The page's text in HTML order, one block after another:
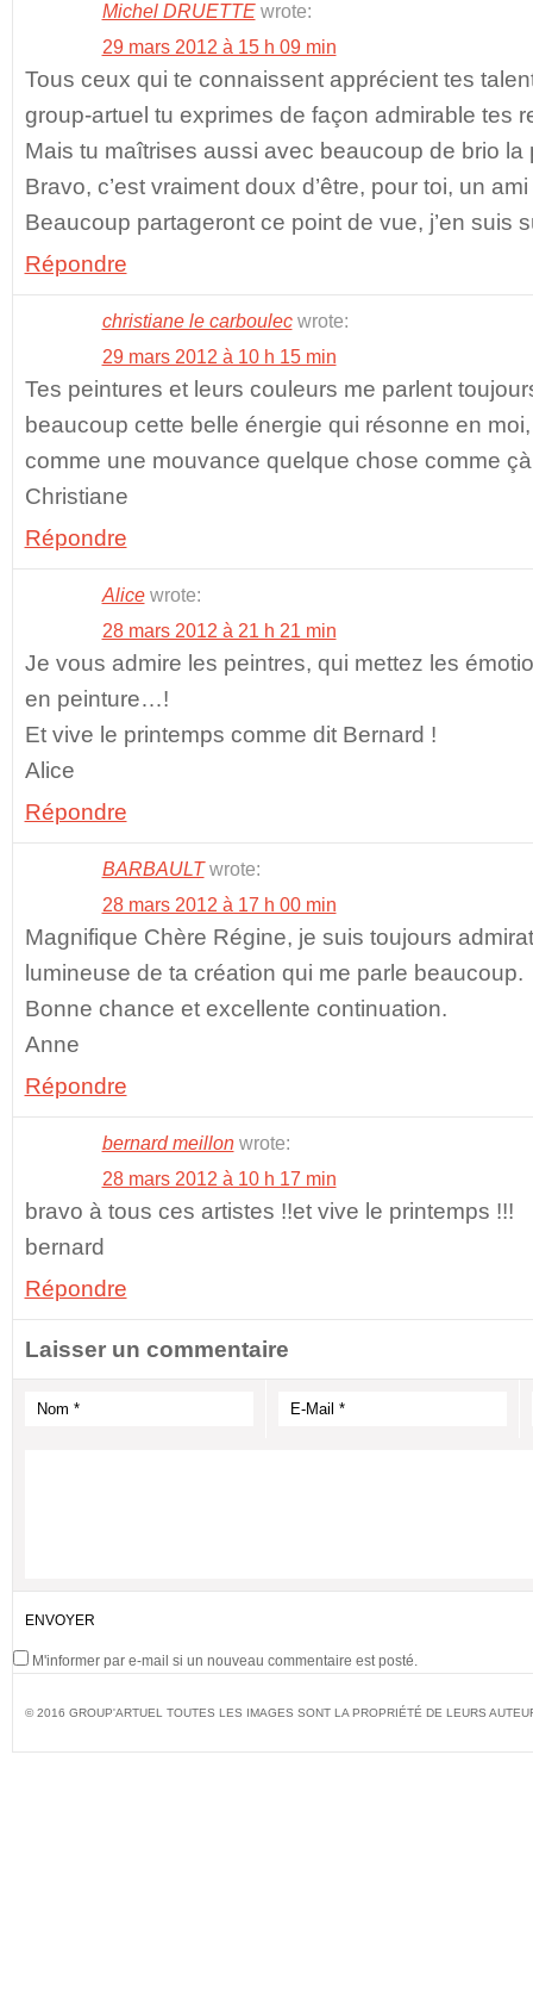
Michel DRUETTE wrote:
29 mars 2012 à 15 h 09 min
Tous ceux qui te connaissent apprécient tes
group-artuel tu exprimes de façon admirable tes
Mais tu maîtrises aussi avec beaucoup de brio la
Bravo, c’est vraiment doux d’être, pour toi, un
Beaucoup partageront ce point de vue, j’en suis
Répondre
christiane le carboulec wrote:
29 mars 2012 à 10 h 15 min
Tes peintures et leurs couleurs me parlent
beaucoup cette belle énergie qui résonne en
comme une mouvance quelque chose comme
Christiane
Répondre
Alice wrote:
28 mars 2012 à 21 h 21 min
Je vous admire les peintres, qui mettez les
en peinture…!
Et vive le printemps comme dit Bernard !
Alice
Répondre
BARBAULT wrote:
28 mars 2012 à 17 h 00 min
Magnifique Chère Régine, je suis toujours
lumineuse de ta création qui me parle beaucoup.
Bonne chance et excellente continuation.
Anne
Répondre
bernard meillon wrote:
28 mars 2012 à 10 h 17 min
bravo à tous ces artistes !!et vive le printemps !!!
bernard
Répondre
Laisser un commentaire
M'informer par e-mail si un nouveau commentaire est posté.
© 2016 GROUP'ARTUEL TOUTES LES IMAGES SONT LA PROPRIÉTÉ DE LEURS